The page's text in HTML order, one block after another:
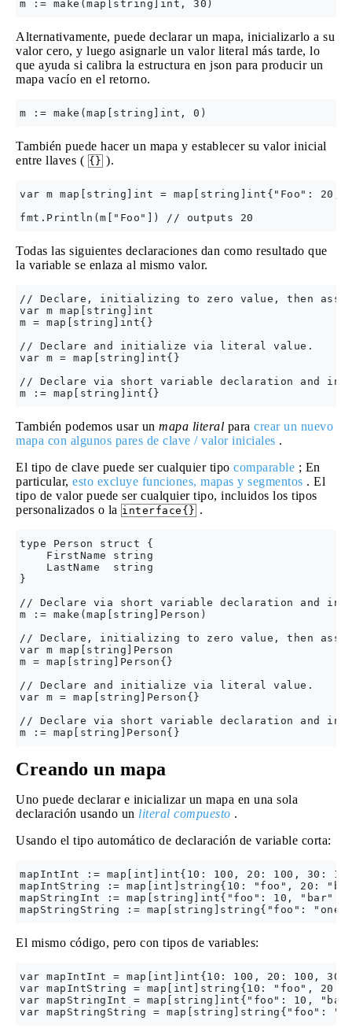
Alternativamente, puede declarar un mapa, inicializarlo a su
valor cero, y luego asignarle un valor literal más tarde, lo
que ayuda si calibra la estructura en json para producir un
mapa vacío en el retorno.
También puede hacer un mapa y establecer su valor inicial
entre llaves ( {} ).
var m map[string]int = map[string]int{"Foo": 20,
Todas las siguientes declaraciones dan como resultado que
la variable se enlaza al mismo valor.
// Declare, initializing to zero value, then
var m map[string]int
m = map[string]int{}
// Declare and initialize via literal value.
var m = map[string]int{}
// Declare via short variable declaration and
También podemos usar un mapa literal para crear un nuevo
mapa con algunos pares de clave / valor iniciales .
El tipo de clave puede ser cualquier tipo comparable ; En
particular, esto excluye funciones, mapas y segmentos . El
tipo de valor puede ser cualquier tipo, incluidos los tipos
personalizados o la interface{} .
type Person struct {
    FirstName string
    LastName  string
}
// Declare via short variable declaration and
m := make(map[string]Person)
// Declare, initializing to zero value, then
var m map[string]Person
m = map[string]Person{}
// Declare and initialize via literal value.
var m = map[string]Person{}
// Declare via short variable declaration and
Creando un mapa
Uno puede declarar e inicializar un mapa en una sola
declaración usando un literal compuesto .
Usando el tipo automático de declaración de variable corta:
mapIntInt := map[int]int{10: 100, 20: 100, 30:
mapIntString := map[int]string{10: "foo", 20:
mapStringInt := map[string]int{"foo": 10, "bar":
El mismo código, pero con tipos de variables:
var mapIntInt = map[int]int{10: 100, 20: 100, 30:
var mapIntString = map[int]string{10: "foo", 20:
var mapStringInt = map[string]int{"foo": 10,